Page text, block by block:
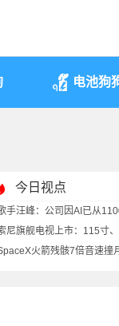
电池狗
今日视点
手汪峰：公司因AI已从
尼旗舰电视上市：115寸
火箭残骸7倍音速撞